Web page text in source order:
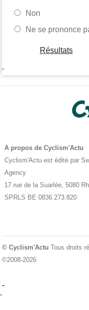
Non
Ne se prononce
Résultats
-
A propos de Cyclism'Actu
Cyclism'Actu est édité par
Agency
17 rue de la Suarlée, 5080
SPRLS BE 0836.273.820
© Cyclism'Actu Tous droits
©2008-2026
-
-